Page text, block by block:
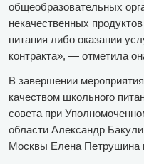
общеобразовательных
некачественных
питания либо оказании
контракта», — отметила
В завершении
качеством школьного
совета при
области Александр
Москвы Елена Петрушина